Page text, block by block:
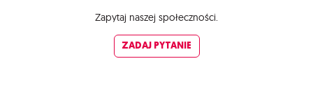
Zapytaj naszej społeczności.
ZADAJ PYTANIE